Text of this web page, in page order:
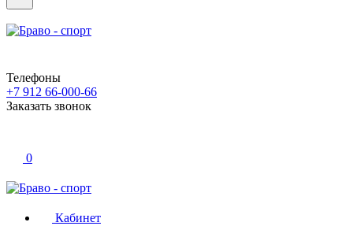
Телефоны
+7 912 66-000-66
Заказать звонок
0
Кабинет